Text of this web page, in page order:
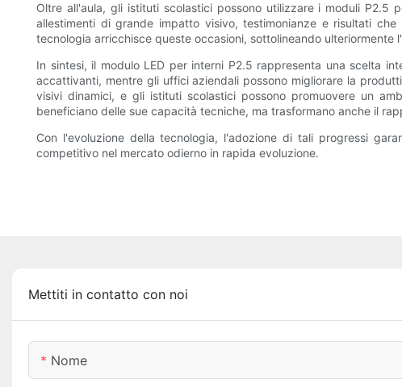
Oltre all'aula, gli istituti scolastici possono utilizzare i moduli
allestimenti di grande impatto visivo, testimonianze e risultati
tecnologia arricchisce queste occasioni, sottolineando
In sintesi, il modulo LED per interni P2.5 rappresenta una scelta
accattivanti, mentre gli uffici aziendali possono migliorare la
visivi dinamici, e gli istituti scolastici possono promuovere un
beneficiano delle sue capacità tecniche, ma trasformano anche il
Con l'evoluzione della tecnologia, l'adozione di tali progressi
competitivo nel mercato odierno in rapida evoluzione.
Mettiti in contatto con noi
Nome